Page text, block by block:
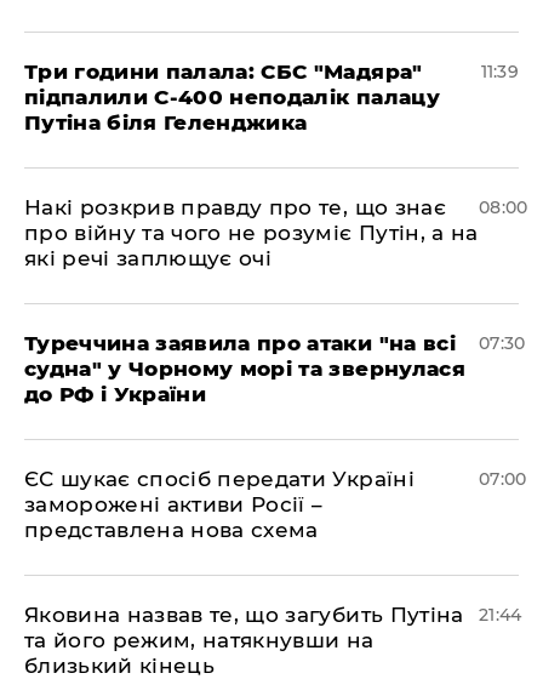
Три години палала: СБС "Мадяра"
підпалили С-400 неподалік палацу
Путіна біля Геленджика
11:39
Накі розкрив правду про те, що знає
про війну та чого не розуміє Путін, а на
які речі заплющує очі
08:00
Туреччина заявила про атаки "на всі
судна" у Чорному морі та звернулася
до РФ і України
07:30
ЄС шукає спосіб передати Україні
заморожені активи Росії –
представлена ​​нова схема
07:00
Яковина назвав те, що загубить Путіна
та його режим, натякнувши на
близький кінець
21:44